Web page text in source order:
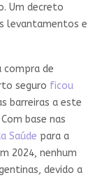
Um decreto
levantamentos e
compra de
seguro ficou
barreiras a este
base nas
Saúde para a
2024, nenhum
devido a